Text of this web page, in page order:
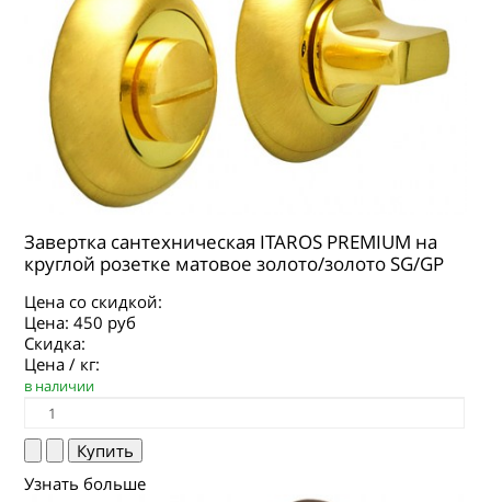
Завертка сантехническая ITAROS PREMIUM на
круглой розетке матовое золото/золото SG/GP
Цена со скидкой:
Цена:450 руб
Скидка:
Цена / кг:
в наличии
Узнать больше